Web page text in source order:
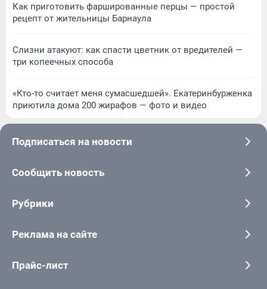
Как приготовить фаршированные перцы — простой
рецепт от жительницы Барнаула
Слизни атакуют: как спасти цветник от вредителей —
три копеечных способа
«Кто-то считает меня сумасшедшей». Екатеринбурженка
приютила дома 200 жирафов — фото и видео
Подписаться на новости
Сообщить новость
Рубрики
Реклама на сайте
Прайс-лист